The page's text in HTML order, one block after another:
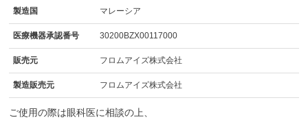
製造国 マレーシア
医療機器承認番号 30200BZX00117000
販売元 フロムアイズ株式会社
製造販売元 フロムアイズ株式会社
ご使用の際は眼科医に相談の上、